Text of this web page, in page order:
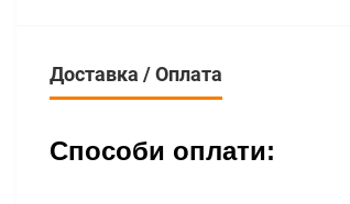
Доставка / Оплата
Способи оплати: